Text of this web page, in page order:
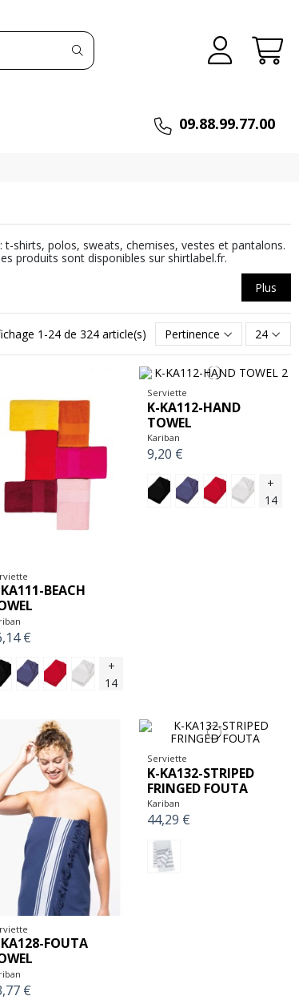
09.88.99.77.00
shirts, polos, sweats, chemises, vestes et pantalons.
produits sont disponibles sur shirtlabel.fr.
Plus
1-24 de 324 article(s) Pertinence 24
BEACH
€
+
14
Serviette
K-KA112-HAND
TOWEL
Kariban
9,20 €
+
14
FOUTA
€
Serviette
K-KA132-STRIPED
FRINGED FOUTA
Kariban
44,29 €